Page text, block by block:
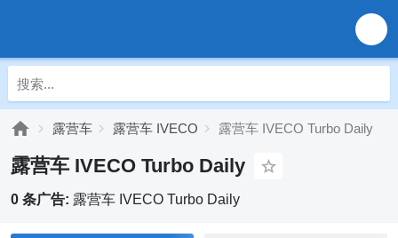
露营车 露营车 IVECO 露营车 IVECO Turbo Daily
露营车 IVECO Turbo Daily
0 条广告: 露营车 IVECO Turbo Daily